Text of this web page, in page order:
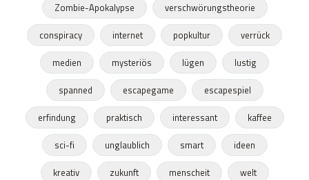
Zombie-Apokalypse
verschwörungstheorie
conspiracy
internet popkultur
verrück
medien
mysteriös lügen
lustig
spanned
escapegame
escapespiel
erfindung
praktisch interessant
kaffee
sci-fi
unglaublich smart
ideen
kreativ
zukunft menscheit
welt